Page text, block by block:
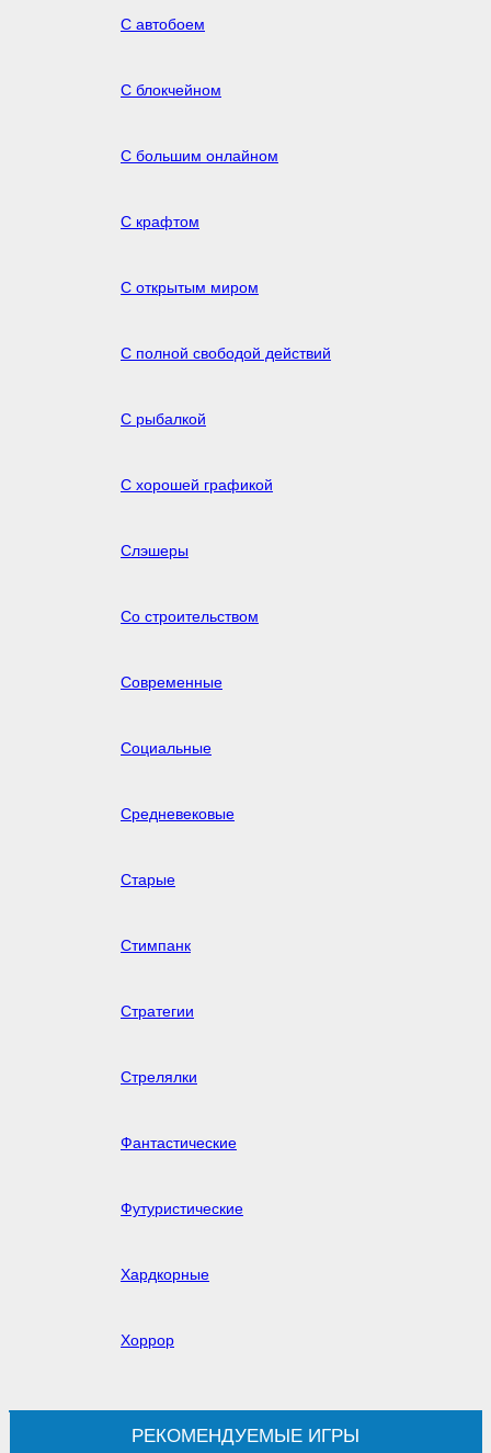
С автобоем
С блокчейном
С большим онлайном
С крафтом
С открытым миром
С полной свободой действий
С рыбалкой
С хорошей графикой
Слэшеры
Со строительством
Современные
Социальные
Средневековые
Старые
Стимпанк
Стратегии
Стрелялки
Фантастические
Футуристические
Хардкорные
Хоррор
РЕКОМЕНДУЕМЫЕ ИГРЫ